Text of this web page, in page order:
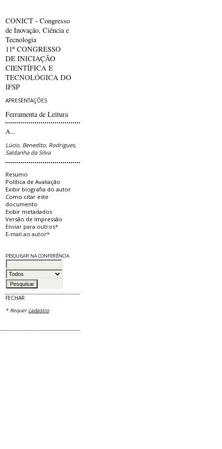
CONICT - Congresso
de Inovação, Ciência e
Tecnologia
11º CONGRESSO
DE INICIAÇÃO
CIENTÍFICA E
TECNOLÓGICA DO
IFSP
APRESENTAÇÕES
Ferramenta de Leitura
A...
Lúcio, Benedito, Rodrigues,
Saldanha da Silva
Resumo
Política de Avaliação
Exibir biografia do autor
Como citar este
documento
Exibir metadados
Versão de Impressão
Enviar para outros*
E-mail ao autor*
PESQUISAR NA CONFERÊNCIA
FECHAR
* Requercadastro